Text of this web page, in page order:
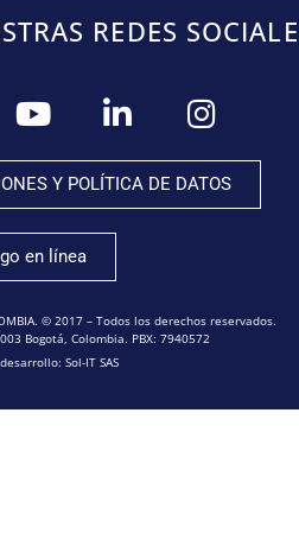
REDES
Y POLÍTICA DE DATOS
en línea
© 2017 – Todos los derechos reservados.
Bogotá, Colombia. PBX: 7940572
Sol-IT SAS